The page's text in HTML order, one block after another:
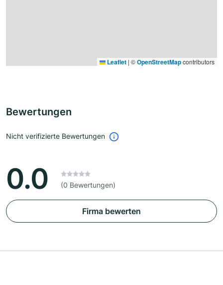
Leaflet | ©OpenStreetMapcontributors
Bewertungen
Nicht verifizierte Bewertungen
0.0 (0 Bewertungen)
Firma bewerten